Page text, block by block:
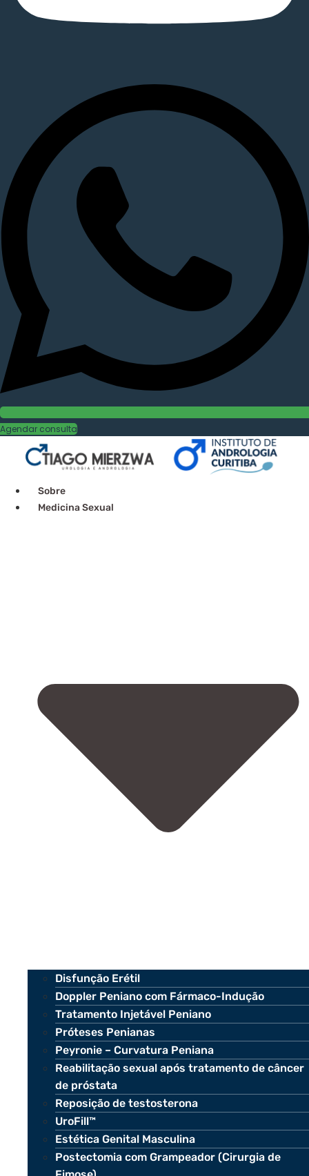
Agendar consulta
Sobre
Medicina Sexual
Disfunção Erétil
Doppler Peniano com Fármaco-Indução
Tratamento Injetável Peniano
Próteses Penianas
Peyronie – Curvatura Peniana
Reabilitação sexual após tratamento de câncer
de próstata
Reposição de testosterona
UroFill™
Estética Genital Masculina
Postectomia com Grampeador (Cirurgia de